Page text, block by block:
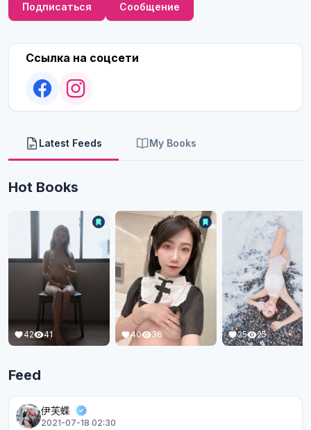
Подписаться Сообщение
Ссылка на соцсети
Latest Feeds My Books
Hot Books
42 41 40 36 25 25
Feed
伊芙蝶
2021-07-18 02:30